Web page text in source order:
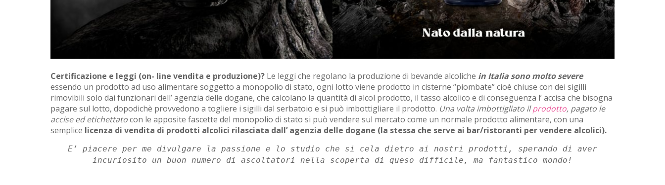
Certificazione e leggi (on- line vendita e produzione)? Le leggi che regolano la produzione di bevande alcoliche in Italia sono molto severe
essendo un prodotto ad uso alimentare soggetto a monopolio di stato, ogni lotto viene prodotto in cisterne “piombate” cioè chiuse con dei sigilli
rimovibili solo dai funzionari dell’ agenzia delle dogane, che calcolano la quantità di alcol prodotto, il tasso alcolico e di conseguenza l’ accisa che bisogna
pagare sul lotto, dopodichè provvedono a togliere i sigilli dal serbatoio e si può imbottigliare il prodotto. Una volta imbottigliato ilprodotto, pagato le
accise ed etichettatocon le apposite fascette del monopolio di stato si può vendere sul mercato come un normale prodotto alimentare, con una
semplice licenza di vendita di prodotti alcolici rilasciata dall’ agenzia delle dogane (la stessa che serve ai bar/ristoranti per vendere alcolici).
E’ piacere per me divulgare la passione e lo studio che si cela dietro ai nostri prodotti, sperando di aver
incuriosito un buon numero di ascoltatori nella scoperta di queso difficile, ma fantastico mondo!